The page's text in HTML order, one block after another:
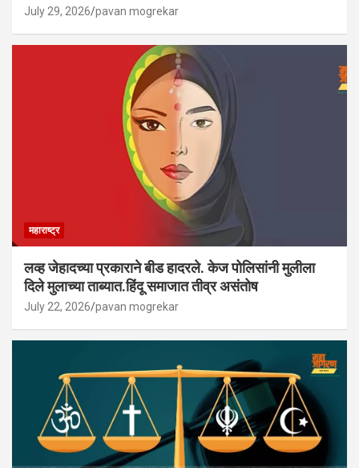
July 29, 2026 pavan mogrekar
महाराष्ट्र
लव्ह जेहादच्या प्रकाराने बीड हादरले. केज पोलिसांनी मुलीला
दिले मुलाच्या ताब्यात.हिंदू समाजात तीव्र असंतोष
July 22, 2026 pavan mogrekar